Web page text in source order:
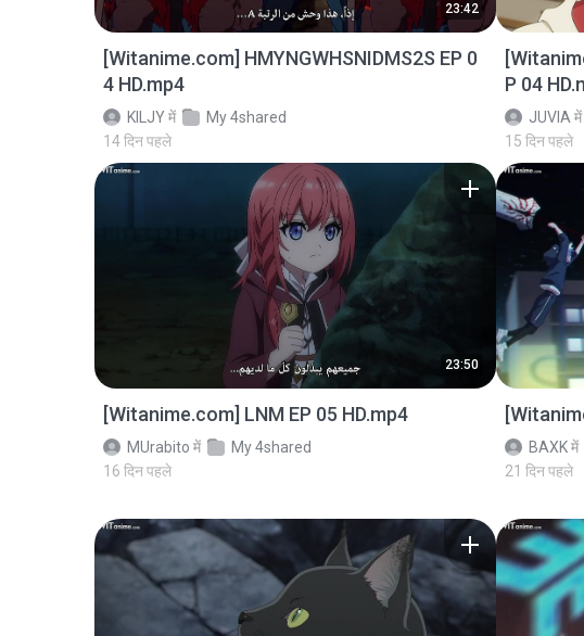
23:42
[Witanime.com] HMYNGWHSNIDMS2S EP 0
4 HD.mp4
KILJYमें
My 4shared
14 दिन पहले
P 04
JUVIA में
15 दिन पहले
23:50
[Witanime.com] LNM EP 05 HD.mp4
MUrabito में
My 4shared
16 दिन पहले
BAXKमें
21 दिन पहले